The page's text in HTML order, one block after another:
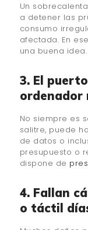
Un
a detener las
consumo
afectada. En
una buena idea.
3. El
ordenador
No siempre es
salitre, puede
de datos o
presupuesto o
dispone de
4. Fallan
o táctil